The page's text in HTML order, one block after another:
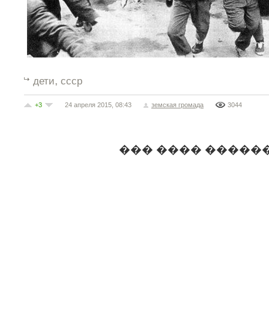
дети, ссср
+3 24 апреля 2015, 08:43 земская громада 3044
��� ����